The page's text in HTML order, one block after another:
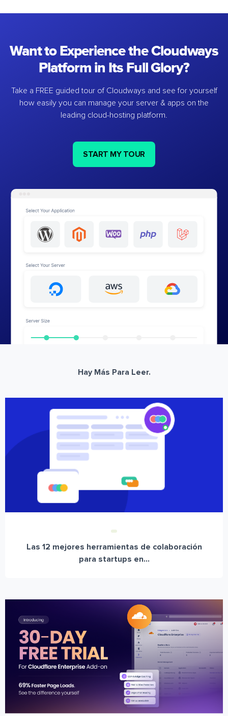
Want to Experience the Cloudways
Platform in Its Full Glory?
Take a FREE guided tour of Cloudways and see for yourself
how easily you can manage your server & apps on the
leading cloud-hosting platform.
START MY TOUR
Hay Más Para Leer.
Las 12 mejores herramientas de colaboración
para startups en...